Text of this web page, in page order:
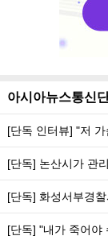
아시아뉴스통신
[단독 인터뷰] "저
[단독] 논산시가 관
[단독] 화성서부경
[단독] "내가 죽어야